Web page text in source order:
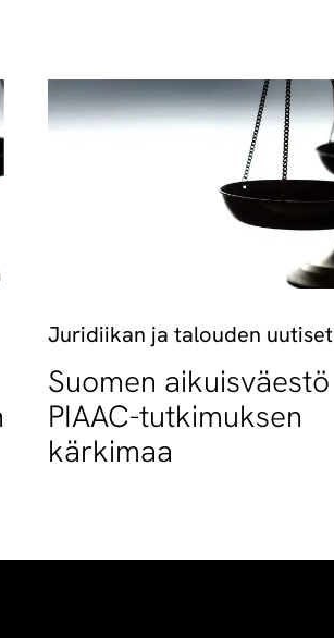
Juridiikan ja talouden uutiset
Suomen aikuisväestö
PIAAC-tutkimuksen
kärkimaa